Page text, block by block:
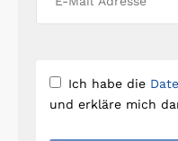
Ich habe die
und erkläre mich